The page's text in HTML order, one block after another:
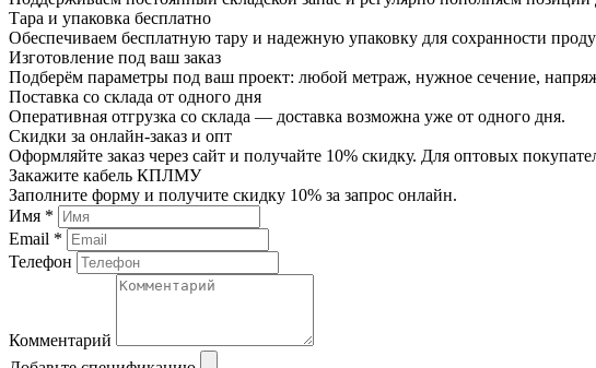
Тара и упаковка бесплатно
Обеспечиваем бесплатную тару и надежную упаковку для сохранности
Изготовление под ваш заказ
Подберём параметры под ваш проект: любой метраж, нужное сечение,
Поставка со склада от одного дня
Оперативная отгрузка со склада — доставка возможна уже от одного дня.
Скидки за онлайн-заказ и опт
Оформляйте заказ через сайт и получайте 10% скидку. Для оптовых
Закажите кабель КПЛМУ
Заполните форму и получите скидку 10% за запрос онлайн.
Имя *
Email *
Телефон
Комментарий